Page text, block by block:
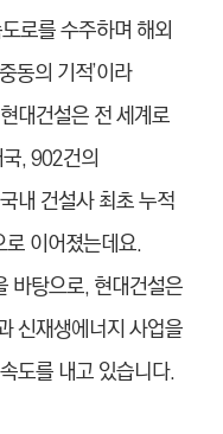
로를 수주하며 해외
동의 기적’이라
대건설은 전 세계로
, 902건의
내 건설사 최초 누적
이어졌는데요.
바탕으로, 현대건설은
신재생에너지 사업을
도를 내고 있습니다.